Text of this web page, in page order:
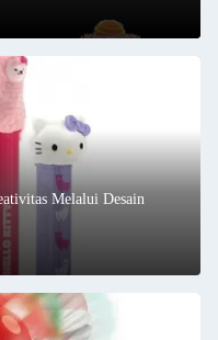
Melalui Desain